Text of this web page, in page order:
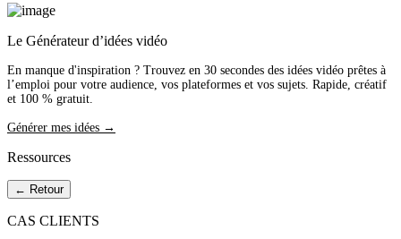
Le Générateur d’idées vidéo
En manque d'inspiration ? Trouvez en 30 secondes des idées vidéo prêtes à
l’emploi pour votre audience, vos plateformes et vos sujets. Rapide, créatif
et 100 % gratuit.
Générer mes idées →
Ressources
← Retour
CAS CLIENTS